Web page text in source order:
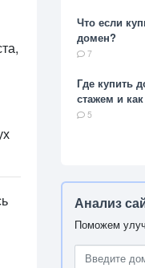
Что если
домен?
7
Где купить
стажем и
5
Анализ
Поможем